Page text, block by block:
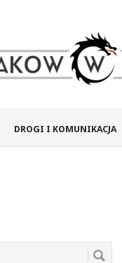
DROGI I KOMUNIKACJA